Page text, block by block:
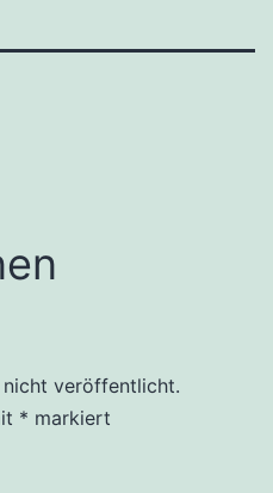
veröffentlicht.
* markiert